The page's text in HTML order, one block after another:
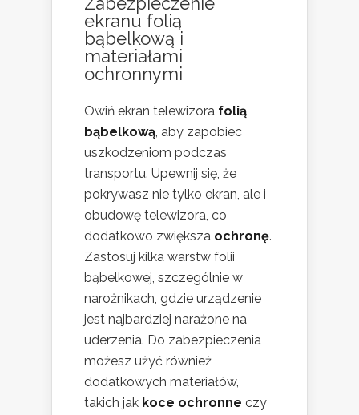
ekranu folią
bąbelkową i
materiałami
ochronnymi
Owiń ekran telewizora folią
bąbelkową, aby zapobiec
uszkodzeniom podczas
transportu. Upewnij się, że
pokrywasz nie tylko ekran, ale i
obudowę telewizora, co
dodatkowo zwiększa ochronę.
Zastosuj kilka warstw folii
bąbelkowej, szczególnie w
narożnikach, gdzie urządzenie
jest najbardziej narażone na
uderzenia. Do zabezpieczenia
możesz użyć również
dodatkowych materiałów,
takich jak koce ochronne czy